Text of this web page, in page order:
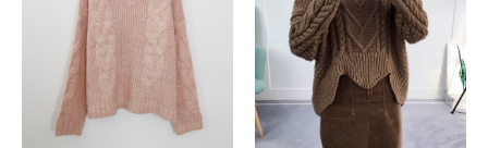
סוגים.
ניתן
לבחור
את
לבחור